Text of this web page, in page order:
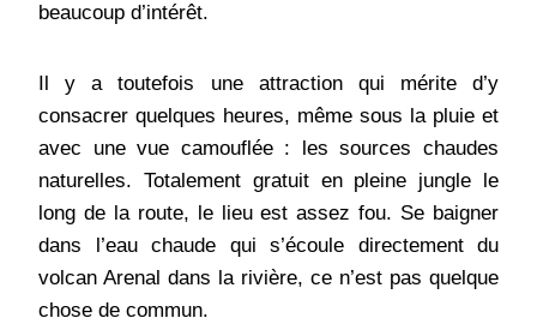
beaucoup d’intérêt.
Il y a toutefois une attraction qui mérite d’y
consacrer quelques heures, même sous la pluie et
avec une vue camouflée : les sources chaudes
naturelles. Totalement gratuit en pleine jungle le
long de la route, le lieu est assez fou. Se baigner
dans l’eau chaude qui s’écoule directement du
volcan Arenal dans la rivière, ce n’est pas quelque
chose de commun.